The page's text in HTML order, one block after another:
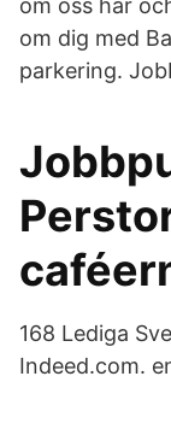
om oss här
om dig med
parkering.
168 Lediga
Indeed.com.